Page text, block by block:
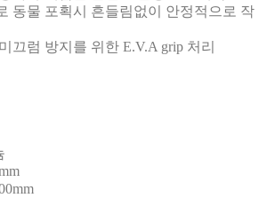
동물 포획시 흔들림없이 안정적으로 작
끄럼 방지를 위한 E.V.A grip 처리